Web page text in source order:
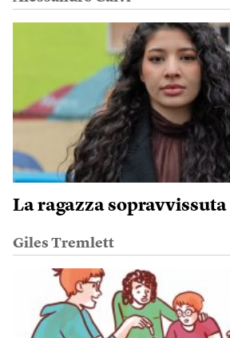
La ragazza sopravvissuta
Giles Tremlett